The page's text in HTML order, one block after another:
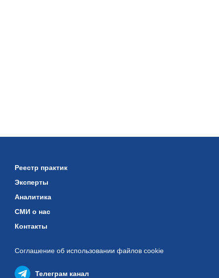
Реестр практик
Эксперты
Аналитика
СМИ о нас
Контакты
Телеграм канал
Соглашение об использовании файлов cookie